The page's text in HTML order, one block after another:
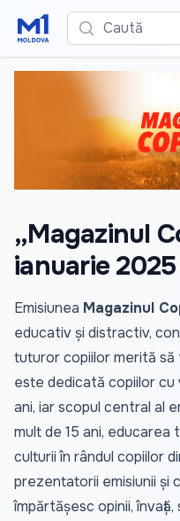
Caută
„Magazinul
ianuarie 2025
Emisiunea Magazinul
educativ și distractiv,
tuturor copiilor merită să
este dedicată copiilor cu
ani, iar scopul central al
mult de 15 ani,
culturii în rândul copiilor
prezentatorii emisiunii și
împărtășesc opinii,